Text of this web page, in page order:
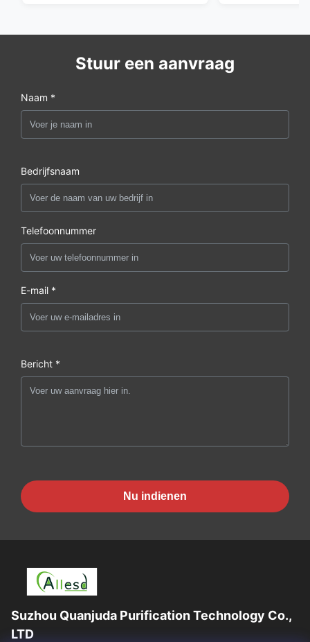
Stuur een aanvraag
Naam *
Bedrijfsnaam
Telefoonnummer
E-mail *
Bericht *
Nu indienen
Suzhou Quanjuda Purification Technology Co.,
LTD